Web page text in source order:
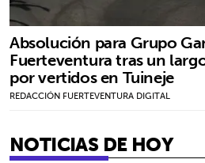
Absolución para Grupo
Fuerteventura tras un
por vertidos en Tuineje
REDACCIÓN FUERTEVENTURA DIGITAL
NOTICIAS DE HOY